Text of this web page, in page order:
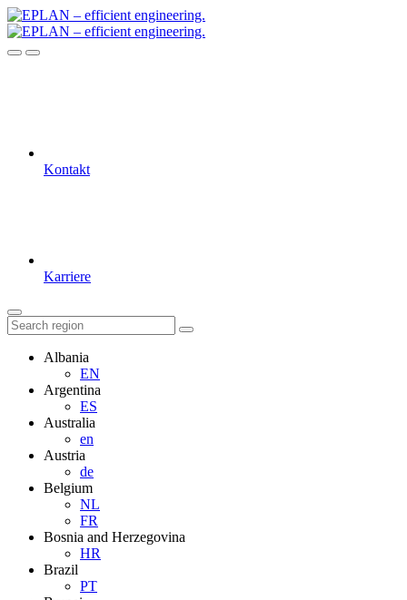
Kontakt
Karriere
Albania
EN
Argentina
ES
Australia
en
Austria
de
Belgium
NL
FR
Bosnia and Herzegovina
HR
Brazil
PT